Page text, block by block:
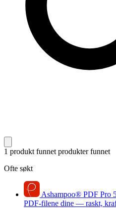
1 produkt funnet produkter funnet
Ofte søkt
Ashampoo® PDF Pro
PDF-filene dine — raskt,